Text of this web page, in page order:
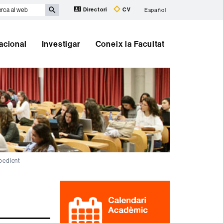
Directori CV Español
Investigar Coneix la Facultat
Informació
complementària